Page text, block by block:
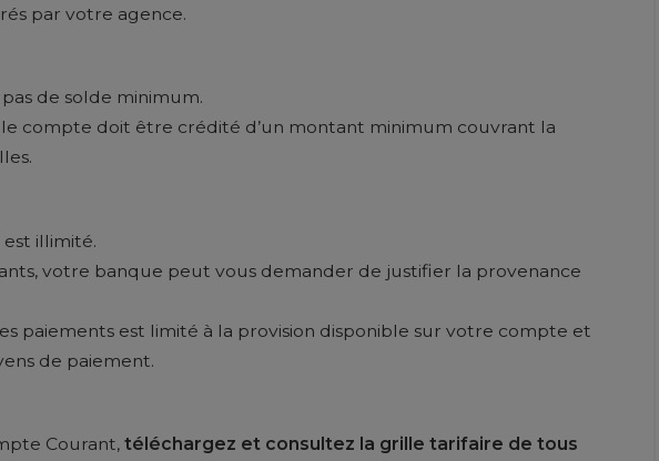
par votre agence.
de solde minimum.
compte doit être crédité d’un montant minimum couvrant la
illimité.
votre banque peut vous demander de justifier la provenance
paiements est limité à la provision disponible sur votre compte et
de paiement.
Courant,téléchargez et consultez la grille tarifaire de tous